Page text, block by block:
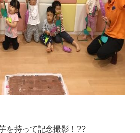
を持って記念撮影！??